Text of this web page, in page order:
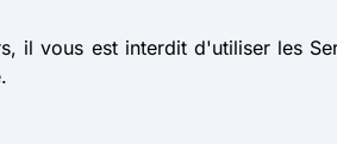
il vous est interdit d'utiliser les